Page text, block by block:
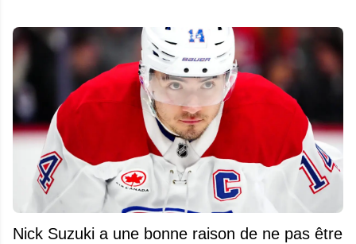
Nick Suzuki a une bonne raison de ne pas être